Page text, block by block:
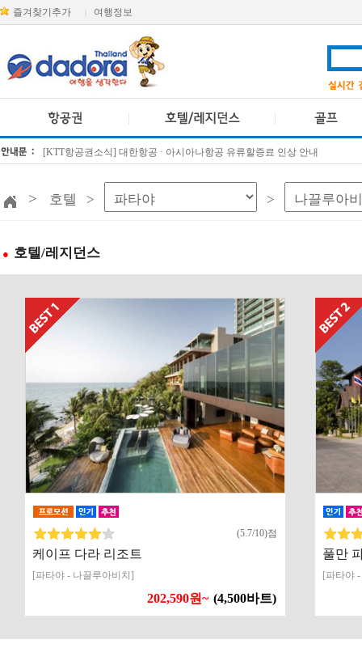
즐겨찾기추가 여행정보
방콕 데일리투어 새 브랜드 DA함께를 소개합니다
[KTT항공권소식] 대한항공 · 아시아나항공 유류할증료 인상 안내
> 호텔 > >
● 호텔/레지던스
(5.7/10)점
케이프 다라 리조트
[파타야 - 나끌루아비치]
202,590원~ (4,500바트)
풀만
[파타야